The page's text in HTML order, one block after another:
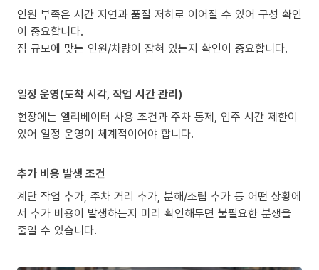
인원 부족은 시간 지연과 품질 저하로 이어질 수 있어 구성 확인
이 중요합니다.
짐 규모에 맞는 인원/차량이 잡혀 있는지 확인이 중요합니다.
일정 운영(도착 시각, 작업 시간 관리)
현장에는 엘리베이터 사용 조건과 주차 통제, 입주 시간 제한이
있어 일정 운영이 체계적이어야 합니다.
추가 비용 발생 조건
계단 작업 추가, 주차 거리 추가, 분해/조립 추가 등 어떤 상황에
서 추가 비용이 발생하는지 미리 확인해두면 불필요한 분쟁을
줄일 수 있습니다.